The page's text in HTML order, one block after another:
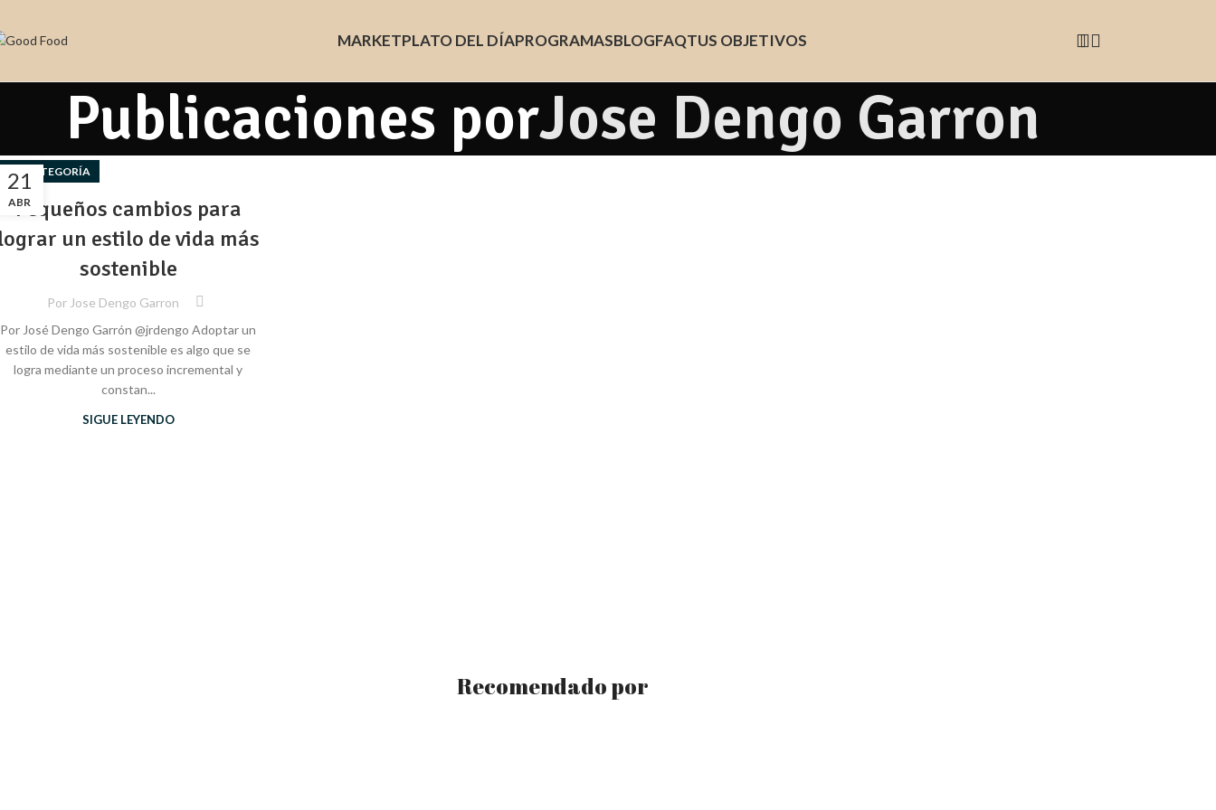
MARKETPLATO DEL DÍAPROGRAMASBLOGFAQTUS OBJETIVOS
Publicaciones porJose Dengo Garron
21
ABR
SIN CATEGORÍA
Pequeños cambios para
un estilo de vida más
sostenible
Por Jose Dengo Garron
Por José Dengo Garrón @jrdengo Adoptar un
estilo de vida más sostenible es algo que se
logra mediante un proceso incremental y
constan...
SIGUE LEYENDO
Recomendado por